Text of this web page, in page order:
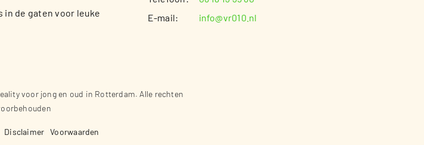
in de gaten voor leuke
E-mail:
info@vr010.nl
voor jong en oud in Rotterdam. Alle rechten
Disclaimer Voorwaarden